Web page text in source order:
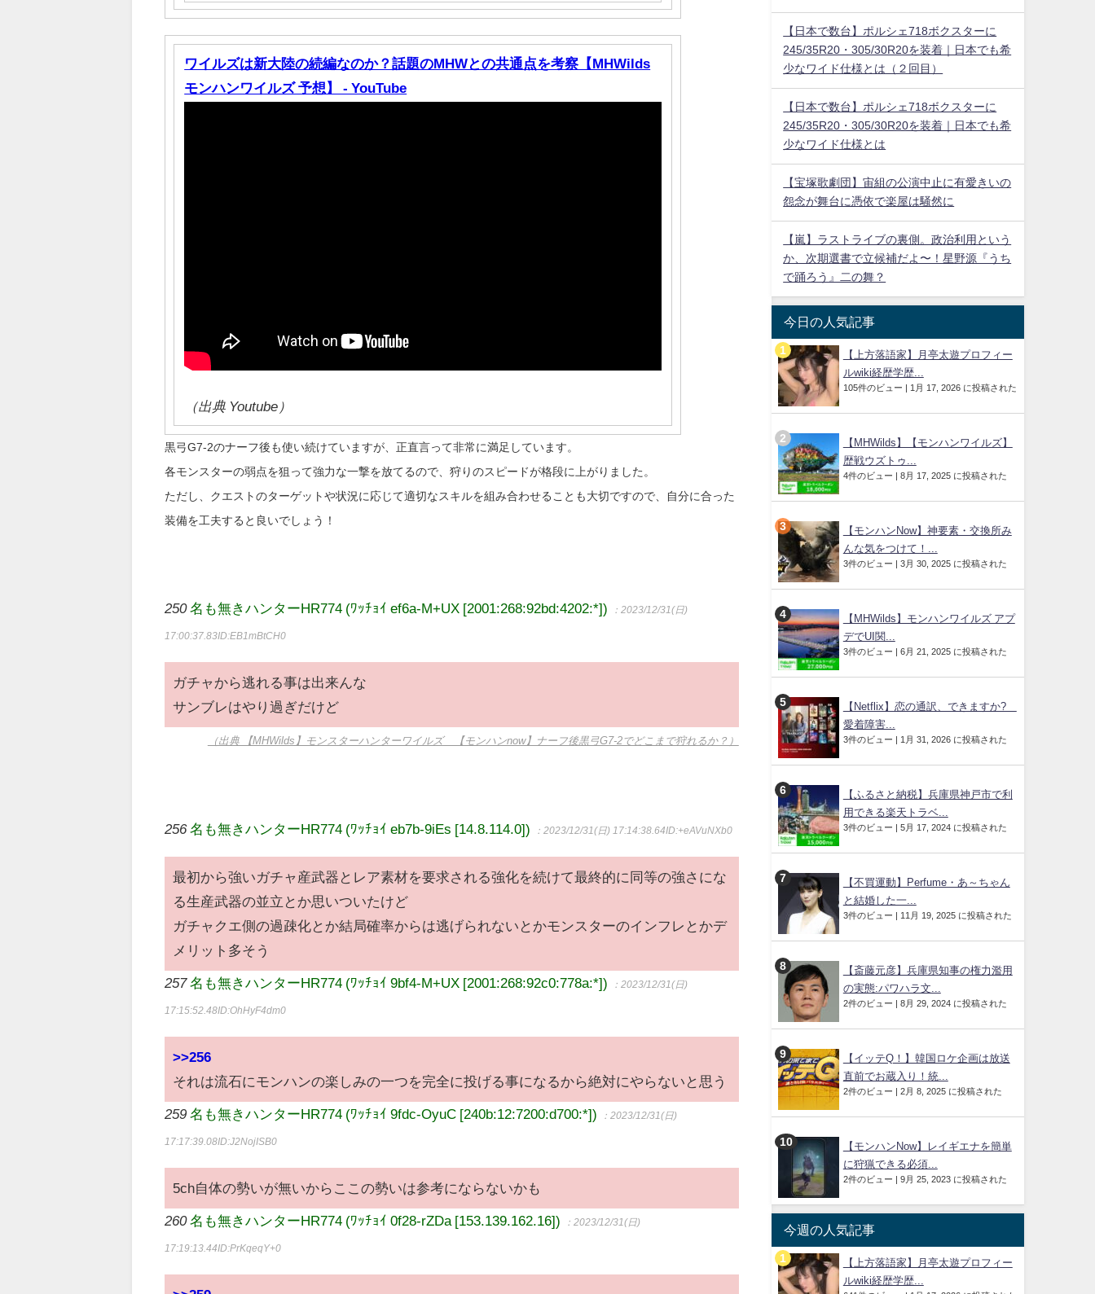
ワイルズは新大陸の続編なのか？話題のMHWとの共通点を考察【MHWilds
モンハンワイルズ 予想】 - YouTube
（出典 Youtube）
黒弓G7-2のナーフ後も使い続けていますが、正直言って非常に満足しています。
各モンスターの弱点を狙って強力な一撃を放てるので、狩りのスピードが格段に上がりました。
ただし、クエストのターゲットや状況に応じて適切なスキルを組み合わせることも大切ですので、自分に合った
装備を工夫すると良いでしょう！
250 名も無きハンターHR774 (ﾜｯﾁｮｲ ef6a-M+UX [2001:268:92bd:4202:*]) ：2023/12/31(日)
17:00:37.83ID:EB1mBtCH0
ガチャから逃れる事は出来んな
サンブレはやり過ぎだけど
（出典 【MHWilds】モンスターハンターワイルズ 【モンハンnow】ナーフ後黒弓G7-2でどこまで狩れるか？）
256 名も無きハンターHR774 (ﾜｯﾁｮｲ eb7b-9iEs [14.8.114.0]) ：2023/12/31(日) 17:14:38.64ID:+eAVuNXb0
最初から強いガチャ産武器とレア素材を要求される強化を続けて最終的に同等の強さにな
る生産武器の並立とか思いついたけど
ガチャクエ側の過疎化とか結局確率からは逃げられないとかモンスターのインフレとかデ
メリット多そう
257 名も無きハンターHR774 (ﾜｯﾁｮｲ 9bf4-M+UX [2001:268:92c0:778a:*]) ：2023/12/31(日)
17:15:52.48ID:OhHyF4dm0
>>256
それは流石にモンハンの楽しみの一つを完全に投げる事になるから絶対にやらないと思う
259 名も無きハンターHR774 (ﾜｯﾁｮｲ 9fdc-OyuC [240b:12:7200:d700:*]) ：2023/12/31(日)
17:17:39.08ID:J2NojISB0
5ch自体の勢いが無いからここの勢いは参考にならないかも
260 名も無きハンターHR774 (ﾜｯﾁｮｲ 0f28-rZDa [153.139.162.16]) ：2023/12/31(日)
17:19:13.44ID:PrKqeqY+0
【日本で数台】ポルシェ718ボクスターに
245/35R20・305/30R20を装着｜日本でも希
少なワイド仕様とは（２回目）
【日本で数台】ポルシェ718ボクスターに
245/35R20・305/30R20を装着｜日本でも希
少なワイド仕様とは
【宝塚歌劇団】宙組の公演中止に有愛きいの
怨念が舞台に憑依で楽屋は騒然に
【嵐】ラストライブの裏側。政治利用という
か、次期選書で立候補だよ〜！星野源『うち
で踊ろう』二の舞？
今日の人気記事
【上方落語家】月亭太遊プロフィー
ルwiki経歴学歴...
105件のビュー | 1月 17, 2026 に投稿された
【MHWilds】【モンハンワイルズ】
歴戦ウズトゥ...
4件のビュー | 8月 17, 2025 に投稿された
【モンハンNow】神要素・交換所み
んな気をつけて！...
3件のビュー | 3月 30, 2025 に投稿された
【MHWilds】モンハンワイルズ アプ
デでUI関...
3件のビュー | 6月 21, 2025 に投稿された
【Netflix】恋の通訳、できますか?
愛着障害...
3件のビュー | 1月 31, 2026 に投稿された
【ふるさと納税】兵庫県神戸市で利
用できる楽天トラベ...
3件のビュー | 5月 17, 2024 に投稿された
【不買運動】Perfume・あ～ちゃん
と結婚した一...
3件のビュー | 11月 19, 2025 に投稿された
【斎藤元彦】兵庫県知事の権力濫用
の実態:パワハラ文...
2件のビュー | 8月 29, 2024 に投稿された
【イッテQ！】韓国ロケ企画は放送
直前でお蔵入り！統...
2件のビュー | 2月 8, 2025 に投稿された
【モンハンNow】レイギエナを簡単
に狩猟できる必須...
2件のビュー | 9月 25, 2023 に投稿された
今週の人気記事
【上方落語家】月亭太遊プロフィー
ルwiki経歴学歴...